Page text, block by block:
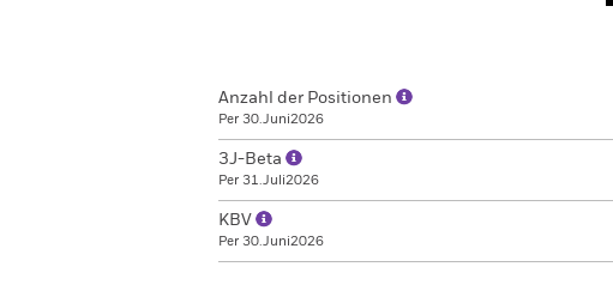
Anzahl der Positionen
Per 30.Juni2026
3J-Beta
Per 31.Juli2026
KBV
Per 30.Juni2026